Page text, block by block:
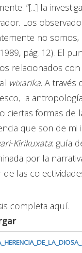
“[...] la
Los
no somos,
pág. 12). El
relacionados
wixarika. A través
la
ciertas formas de
que son de mi
-Kirikuxata: guía
por la
de las
completa aquí.